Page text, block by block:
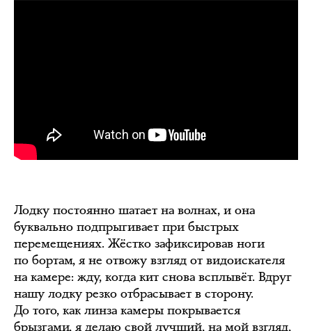
Лодку постоянно шатает на волнах, и она
буквально подпрыгивает при быстрых
перемещениях. Жёстко зафиксировав ноги
по бортам, я не отвожу взгляд от видоискателя
на камере: жду, когда кит снова всплывёт. Вдруг
нашу лодку резко отбрасывает в сторону.
До того, как линза камеры покрывается
брызгами, я делаю свой лучший, на мой взгляд,